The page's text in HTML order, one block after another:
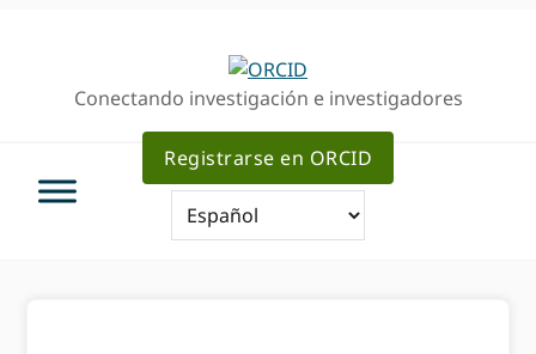
navegación
principalConectando investigación e investigadores
Registrarse en ORCID